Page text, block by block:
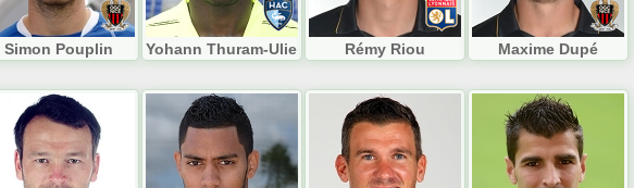
Simon Pouplin Yohann Thuram-Ulien Rémy Riou Maxime Dupé